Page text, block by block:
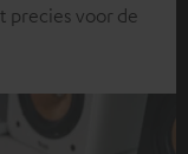
precies voor de